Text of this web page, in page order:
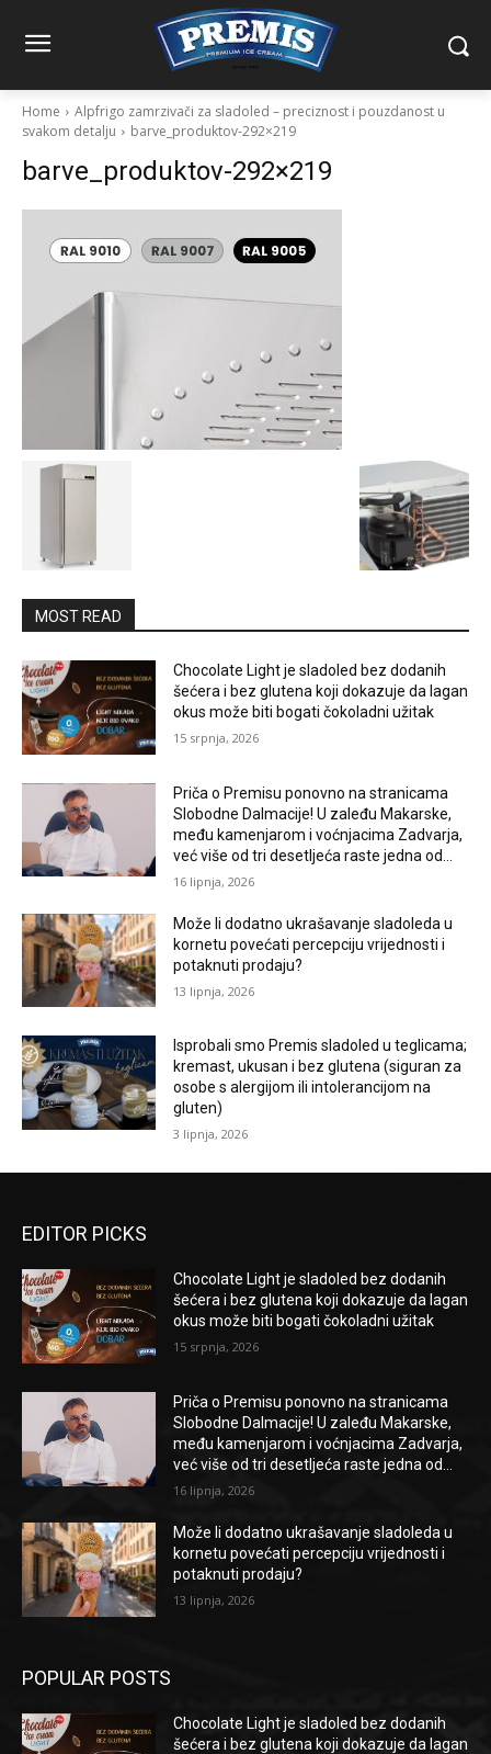
Home
Alpfrigo zamrzivači za sladoled – preciznost i pouzdanost u
svakom detalju
barve_produktov-292×219
barve_produktov-292×219
MOST READ
Chocolate Light je sladoled bez dodanih
šećera i bez glutena koji dokazuje da lagan
okus može biti bogati čokoladni užitak
15 srpnja, 2026
Priča o Premisu ponovno na stranicama
Slobodne Dalmacije! U zaleđu Makarske,
među kamenjarom i voćnjacima Zadvarja,
već više od tri desetljeća raste jedna od...
16 lipnja, 2026
Može li dodatno ukrašavanje sladoleda u
kornetu povećati percepciju vrijednosti i
potaknuti prodaju?
13 lipnja, 2026
Isprobali smo Premis sladoled u teglicama;
kremast, ukusan i bez glutena (siguran za
osobe s alergijom ili intolerancijom na
gluten)
3 lipnja, 2026
EDITOR PICKS
Chocolate Light je sladoled bez dodanih
šećera i bez glutena koji dokazuje da lagan
okus može biti bogati čokoladni užitak
15 srpnja, 2026
Priča o Premisu ponovno na stranicama
Slobodne Dalmacije! U zaleđu Makarske,
među kamenjarom i voćnjacima Zadvarja,
već više od tri desetljeća raste jedna od...
16 lipnja, 2026
Može li dodatno ukrašavanje sladoleda u
kornetu povećati percepciju vrijednosti i
potaknuti prodaju?
13 lipnja, 2026
POPULAR POSTS
Chocolate Light je sladoled bez dodanih
šećera i bez glutena koji dokazuje da lagan